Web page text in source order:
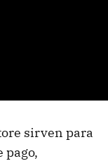
sirven para
pago,